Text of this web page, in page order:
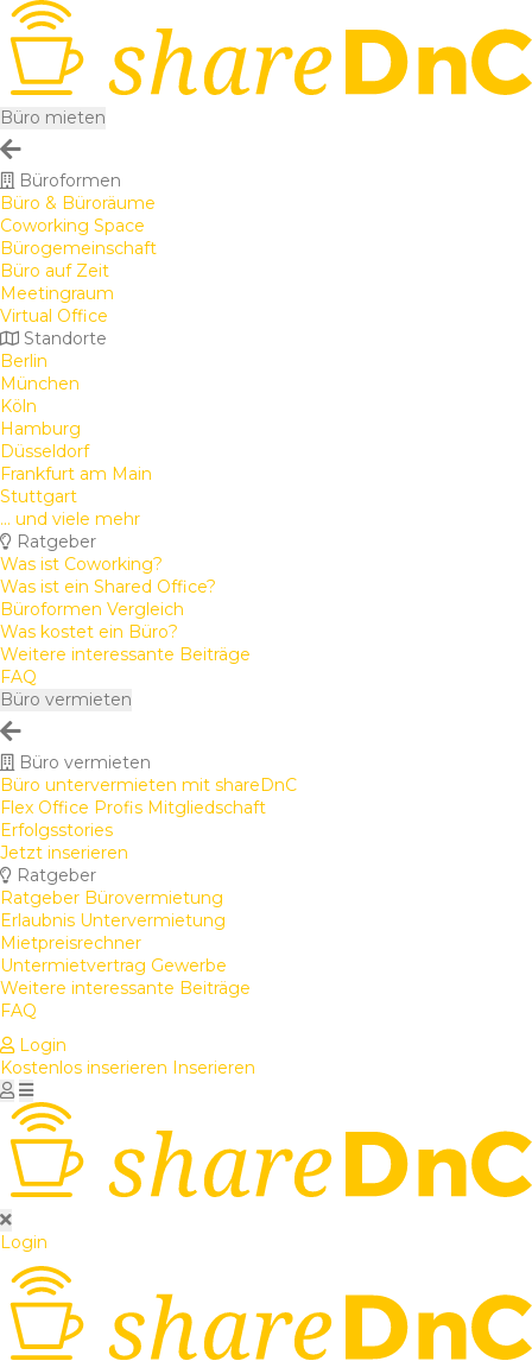
Büro mieten
Büroformen
Büro & Büroräume
Coworking Space
Bürogemeinschaft
Büro auf Zeit
Meetingraum
Virtual Office
Standorte
Berlin
München
Köln
Hamburg
Düsseldorf
Frankfurt am Main
Stuttgart
... und viele mehr
Ratgeber
Was ist Coworking?
Was ist ein Shared Office?
Büroformen Vergleich
Was kostet ein Büro?
Weitere interessante Beiträge
FAQ
Büro vermieten
Büro vermieten
Büro untervermieten mit shareDnC
Flex Office Profis Mitgliedschaft
Erfolgsstories
Jetzt inserieren
Ratgeber
Ratgeber Bürovermietung
Erlaubnis Untervermietung
Mietpreisrechner
Untermietvertrag Gewerbe
Weitere interessante Beiträge
FAQ
Login
Kostenlos inserieren Inserieren
Login